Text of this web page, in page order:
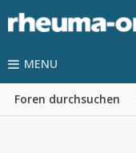
MENU
Foren durchsuchen